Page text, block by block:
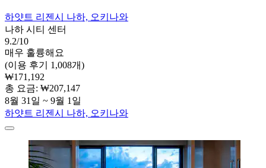
하얏트 리젠시 나하, 오키나와
나하 시티 센터
9.2/10
매우 훌륭해요
(이용 후기 1,008개)
₩171,192
총 요금: ₩207,147
8월 31일 ~ 9월 1일
하얏트 리젠시 나하, 오키나와